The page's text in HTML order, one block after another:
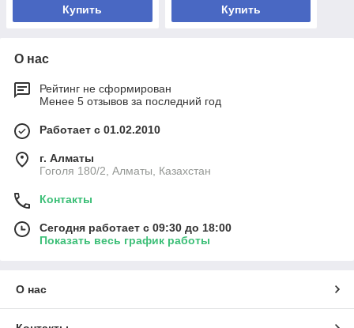
Купить Купить
О нас
Рейтинг не сформирован
Менее 5 отзывов за последний год
Работает с 01.02.2010
г. Алматы
Гоголя 180/2, Алматы, Казахстан
Контакты
Сегодня работает с 09:30 до 18:00
Показать весь график работы
О нас